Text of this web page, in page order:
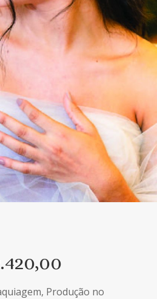
Produção no